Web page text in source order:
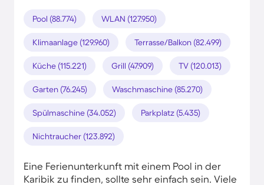
Pool (88.774) WLAN (127.950)
Klimaanlage (129.960) Terrasse/Balkon (82.499)
Küche (115.221) Grill (47.909) TV (120.013)
Garten (76.245) Waschmaschine (85.270)
Spülmaschine (34.052) Parkplatz (5.435)
Nichtraucher (123.892)
Eine Ferienunterkunft mit einem Pool in der
Karibik zu finden, sollte sehr einfach sein. Viele